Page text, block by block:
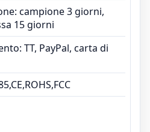
campione 3 giorni,
15 giorni
TT, PayPal, carta di